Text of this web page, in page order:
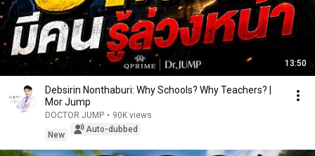
13:50
Debsirin Nonthaburi: Why Schools? Why Teachers? |
Mor Jump
DOCTOR JUMP • 90K views
New
Auto-dubbed